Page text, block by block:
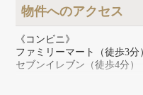
物件へのアクセス
《コンビニ》
ファミリーマート（徒歩3分
セブンイレブン（徒歩4分）